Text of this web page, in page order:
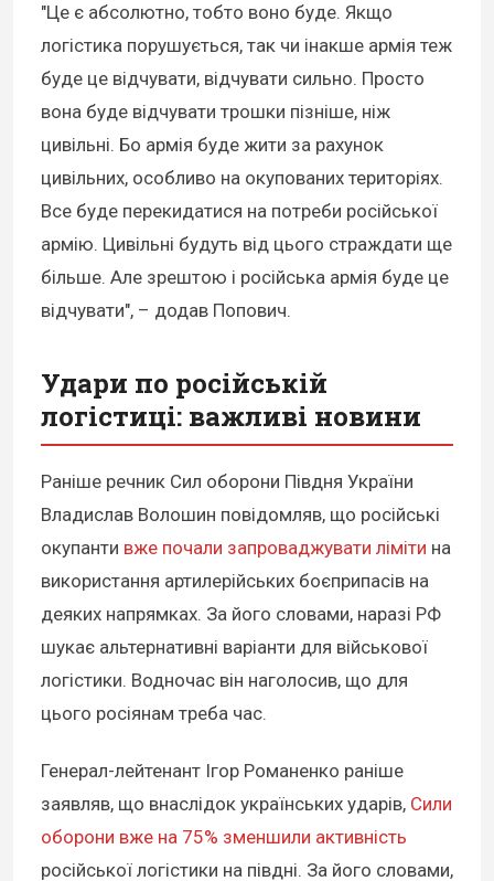
"Це є абсолютно, тобто воно буде. Якщо
логістика порушується, так чи інакше армія теж
буде це відчувати, відчувати сильно. Просто
вона буде відчувати трошки пізніше, ніж
цивільні. Бо армія буде жити за рахунок
цивільних, особливо на окупованих територіях.
Все буде перекидатися на потреби російської
армію. Цивільні будуть від цього страждати ще
більше. Але зрештою і російська армія буде це
відчувати", – додав Попович.
Удари по російській
логістиці: важливі новини
Раніше речник Сил оборони Півдня України
Владислав Волошин повідомляв, що російські
окупанти вже почали запроваджувати ліміти на
використання артилерійських боєприпасів на
деяких напрямках. За його словами, наразі РФ
шукає альтернативні варіанти для військової
логістики. Водночас він наголосив, що для
цього росіянам треба час.
Генерал-лейтенант Ігор Романенко раніше
заявляв, що внаслідок українських ударів, Сили
оборони вже на 75% зменшили активність
російської логістики на півдні. За його словами,